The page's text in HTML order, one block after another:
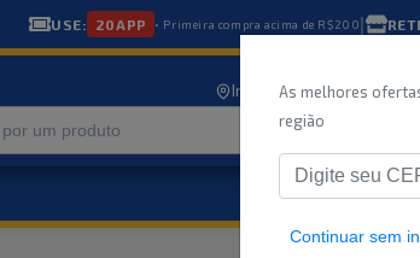
USE: 20APP • Primeira compra acima de R$200|
Informe seu CEP
As melhores
região
Continuar sem